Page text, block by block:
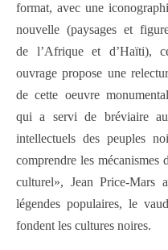
format, avec une
nouvelle (paysages et
de l’Afrique et d’Haïti),
ouvrage propose une
de cette oeuvre
qui a servi de bréviaire
intellectuels des peuples
comprendre les mécanismes
culturel», Jean Price-Mars
légendes populaires, le
fondent les cultures noires.